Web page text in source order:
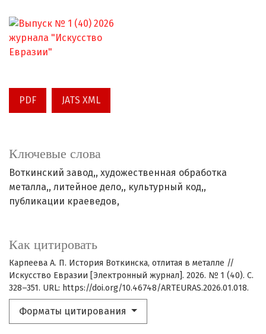
PDF JATS XML
Ключевые слова
Воткинский завод, художественная обработка
металла, литейное дело, культурный код,
публикации краеведов,
Как цитировать
Карпеева А. П. История Воткинска, отлитая в металле //
Искусство Евразии [Электронный журнал]. 2026. № 1 (40). С.
328–351. URL: https://doi.org/10.46748/ARTEURAS.2026.01.018.
Форматы цитирования